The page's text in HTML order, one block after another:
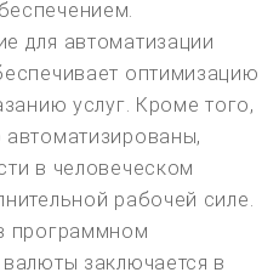
для автоматизации
оптимизацию
услуг. Кроме того,
в человеческом
рабочей силе.
программном
заключается в